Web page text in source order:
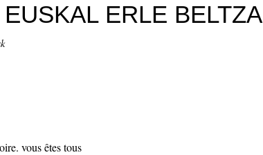
ERLE BELTZA
vous êtes tous